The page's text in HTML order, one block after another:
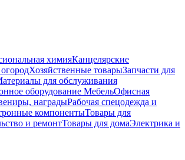
химияКанцелярские
Хозяйственные товарыЗапчасти для
для обслуживания
оборудование МебельОфисная
наградыРабочая спецодежда и
компонентыТовары для
и ремонтТовары для домаЭлектрика и